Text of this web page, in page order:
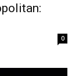
0